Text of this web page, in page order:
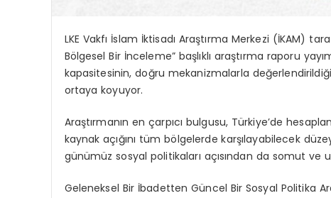
LKE Vakfı İslam İktisadı Araştırma Merkezi (İKAM)
Bölgesel Bir İnceleme” başlıklı araştırma raporu
kapasitesinin, doğru mekanizmalarla
ortaya koyuyor.
Araştırmanın en çarpıcı bulgusu, Türkiye’de
kaynak açığını tüm bölgelerde karşılayabilecek
günümüz sosyal politikaları açısından da somut
Geleneksel Bir İbadetten Güncel Bir Sosyal Politika